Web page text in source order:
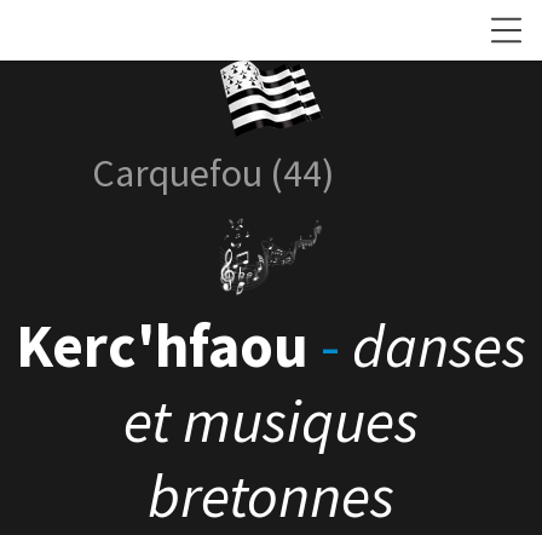
Carquefou (44)
Kerc'hfaou - danses
et musiques
bretonnes